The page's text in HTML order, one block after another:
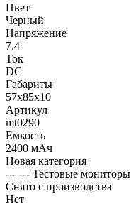
Цвет
Черный
Напряжение
7.4
Ток
DC
Габариты
57x85x10
Артикул
mt0290
Емкость
2400 мАч
Новая категория
--- --- Тестовые мониторы
Снято с производства
Нет